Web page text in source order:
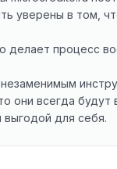
уверены в том,
процесс
они всегда будут
выгодой для себя.